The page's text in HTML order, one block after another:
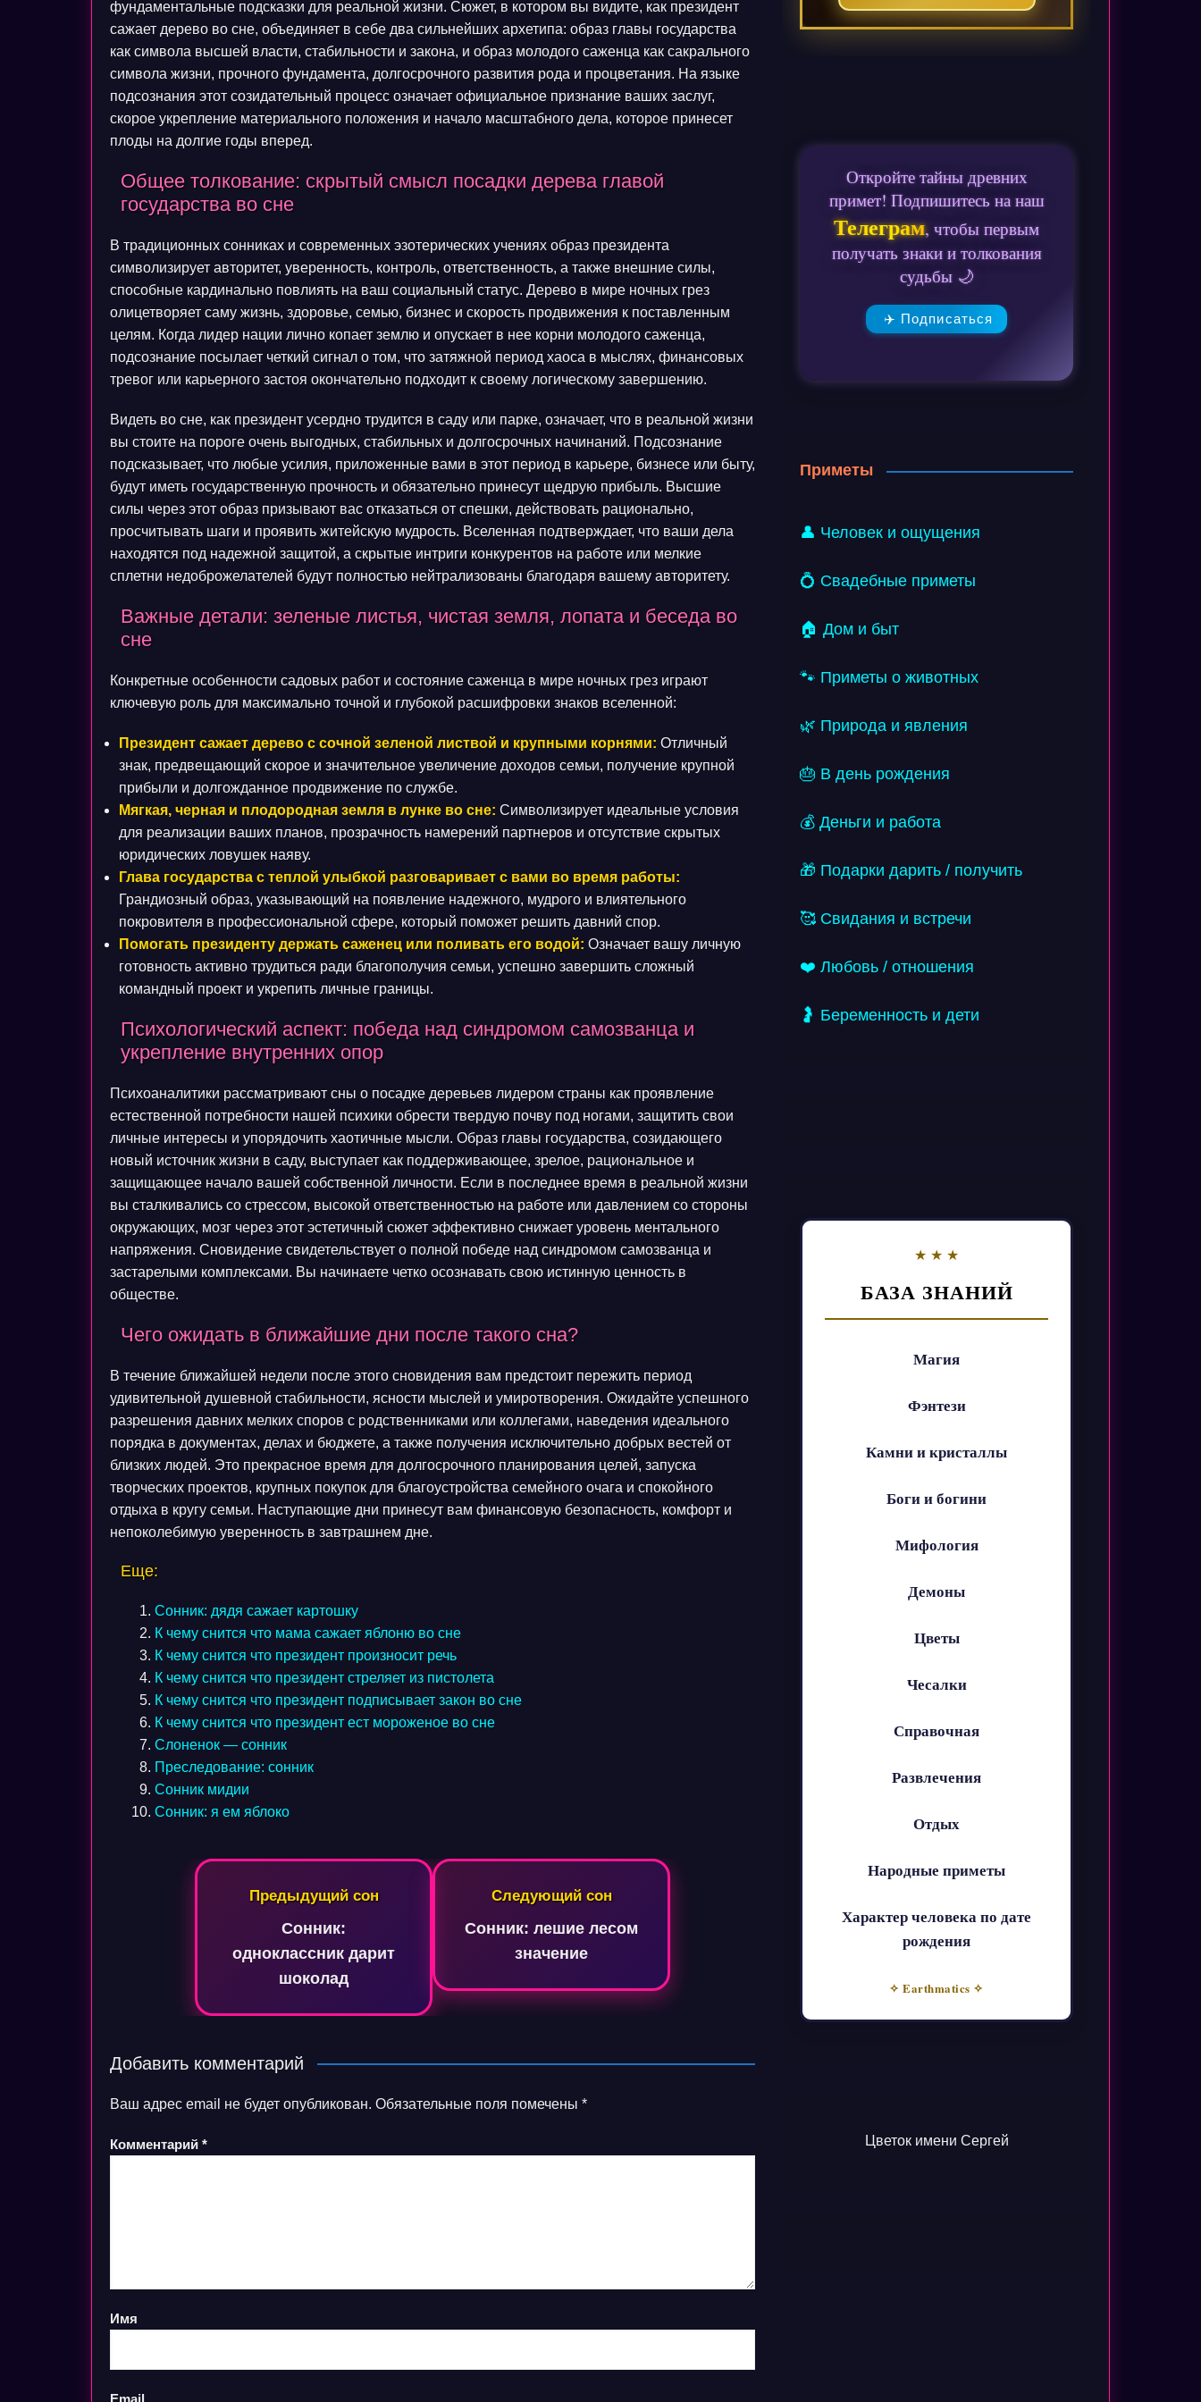
фундаментальные подсказки для реальной жизни. Сюжет, в котором вы видите, как президент
сажает дерево во сне, объединяет в себе два сильнейших архетипа: образ главы государства
как символа высшей власти, стабильности и закона, и образ молодого саженца как сакрального
символа жизни, прочного фундамента, долгосрочного развития рода и процветания. На языке
подсознания этот созидательный процесс означает официальное признание ваших заслуг,
скорое укрепление материального положения и начало масштабного дела, которое принесет
плоды на долгие годы вперед.
Общее толкование: скрытый смысл посадки дерева главой
государства во сне
В традиционных сонниках и современных эзотерических учениях образ президента
символизирует авторитет, уверенность, контроль, ответственность, а также внешние силы,
способные кардинально повлиять на ваш социальный статус. Дерево в мире ночных грез
олицетворяет саму жизнь, здоровье, семью, бизнес и скорость продвижения к поставленным
целям. Когда лидер нации лично копает землю и опускает в нее корни молодого саженца,
подсознание посылает четкий сигнал о том, что затяжной период хаоса в мыслях, финансовых
тревог или карьерного застоя окончательно подходит к своему логическому завершению.
Видеть во сне, как президент усердно трудится в саду или парке, означает, что в реальной жизни
вы стоите на пороге очень выгодных, стабильных и долгосрочных начинаний. Подсознание
подсказывает, что любые усилия, приложенные вами в этот период в карьере, бизнесе или быту,
будут иметь государственную прочность и обязательно принесут щедрую прибыль. Высшие
силы через этот образ призывают вас отказаться от спешки, действовать рационально,
просчитывать шаги и проявить житейскую мудрость. Вселенная подтверждает, что ваши дела
находятся под надежной защитой, а скрытые интриги конкурентов на работе или мелкие
сплетни недоброжелателей будут полностью нейтрализованы благодаря вашему авторитету.
Важные детали: зеленые листья, чистая земля, лопата и беседа во
сне
Конкретные особенности садовых работ и состояние саженца в мире ночных грез играют
ключевую роль для максимально точной и глубокой расшифровки знаков вселенной:
Президент сажает дерево с сочной зеленой листвой и крупными корнями: Отличный
знак, предвещающий скорое и значительное увеличение доходов семьи, получение крупной
прибыли и долгожданное продвижение по службе.
Мягкая, черная и плодородная земля в лунке во сне: Символизирует идеальные условия
для реализации ваших планов, прозрачность намерений партнеров и отсутствие скрытых
юридических ловушек наяву.
Глава государства с теплой улыбкой разговаривает с вами во время работы:
Грандиозный образ, указывающий на появление надежного, мудрого и влиятельного
покровителя в профессиональной сфере, который поможет решить давний спор.
Помогать президенту держать саженец или поливать его водой: Означает вашу личную
готовность активно трудиться ради благополучия семьи, успешно завершить сложный
командный проект и укрепить личные границы.
Психологический аспект: победа над синдромом самозванца и
укрепление внутренних опор
Психоаналитики рассматривают сны о посадке деревьев лидером страны как проявление
естественной потребности нашей психики обрести твердую почву под ногами, защитить свои
личные интересы и упорядочить хаотичные мысли. Образ главы государства, созидающего
новый источник жизни в саду, выступает как поддерживающее, зрелое, рациональное и
защищающее начало вашей собственной личности. Если в последнее время в реальной жизни
вы сталкивались со стрессом, высокой ответственностью на работе или давлением со стороны
окружающих, мозг через этот эстетичный сюжет эффективно снижает уровень ментального
напряжения. Сновидение свидетельствует о полной победе над синдромом самозванца и
застарелыми комплексами. Вы начинаете четко осознавать свою истинную ценность в
обществе.
Чего ожидать в ближайшие дни после такого сна?
В течение ближайшей недели после этого сновидения вам предстоит пережить период
удивительной душевной стабильности, ясности мыслей и умиротворения. Ожидайте успешного
разрешения давних мелких споров с родственниками или коллегами, наведения идеального
порядка в документах, делах и бюджете, а также получения исключительно добрых вестей от
близких людей. Это прекрасное время для долгосрочного планирования целей, запуска
творческих проектов, крупных покупок для благоустройства семейного очага и спокойного
отдыха в кругу семьи. Наступающие дни принесут вам финансовую безопасность, комфорт и
непоколебимую уверенность в завтрашнем дне.
Еще:
Сонник: дядя сажает картошку
К чему снится что мама сажает яблоню во сне
К чему снится что президент произносит речь
К чему снится что президент стреляет из пистолета
К чему снится что президент подписывает закон во сне
К чему снится что президент ест мороженое во сне
Слоненок — сонник
Преследование: сонник
Сонник мидии
Сонник: я ем яблоко
Навигация
Предыдущий сон
Сонник:
одноклассник дарит
шоколад
Следующий сон
Сонник: лешие лесом
значение
Добавить комментарий
Ваш адрес email не будет опубликован. Обязательные поля помечены *
Комментарий *
Имя
Email
Откройте тайны древних
примет! Подпишитесь на наш
Телеграм, чтобы первым
получать знаки и толкования
судьбы 🌙
✈️ Подписаться
Приметы
👤 Человек и ощущения
💍 Свадебные приметы
🏠 Дом и быт
🐾 Приметы о животных
🌿 Природа и явления
🎂 В день рождения
💰 Деньги и работа
🎁 Подарки дарить / получить
🥰 Свидания и встречи
❤️ Любовь / отношения
🤰 Беременность и дети
БАЗА ЗНАНИЙ
Магия
Фэнтези
Камни и кристаллы
Боги и богини
Мифология
Демоны
Цветы
Чесалки
Справочная
Развлечения
Отдых
Народные приметы
Характер человека по дате
рождения
✧ Earthmatics ✧
Цветок имени Сергей